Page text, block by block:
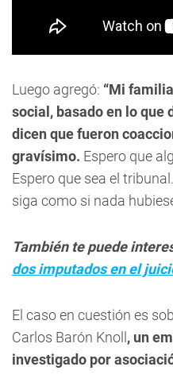
Luego agregó: “Mi
social, basado en lo que
dicen que fueron
gravísimo. Espero que
Espero que sea el
siga como si nada
También te puede
dos imputados en el
El caso en cuestión es
Carlos Barón Knoll , un
investigado por